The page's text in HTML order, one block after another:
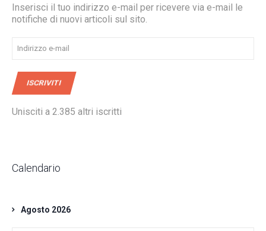
Inserisci il tuo indirizzo e-mail per ricevere via e-mail le
notifiche di nuovi articoli sul sito.
Indirizzo
e-
ISCRIVITI
Unisciti a 2.385 altri iscritti
Calendario
Agosto 2026